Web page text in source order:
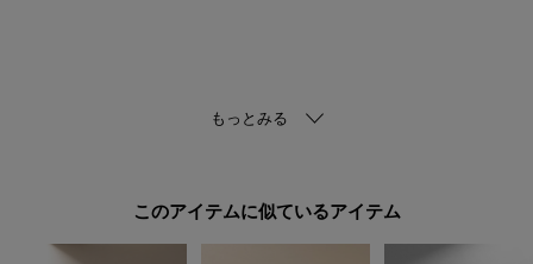
ご購入商品の修理についてココシュニックの商品はジュエリーの為、通常の
やお受けできない場合もございます。ショップリスト・連絡先はお取り扱い
このアイテムに似ているアイテム